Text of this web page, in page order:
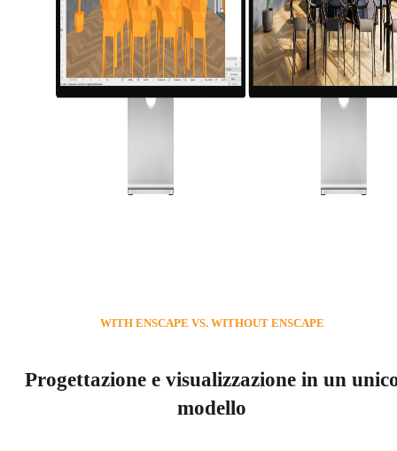
Progettazione e visualizzazione in un
modello
WITH ENSCAPE VS. WITHOUT ENSCAPE